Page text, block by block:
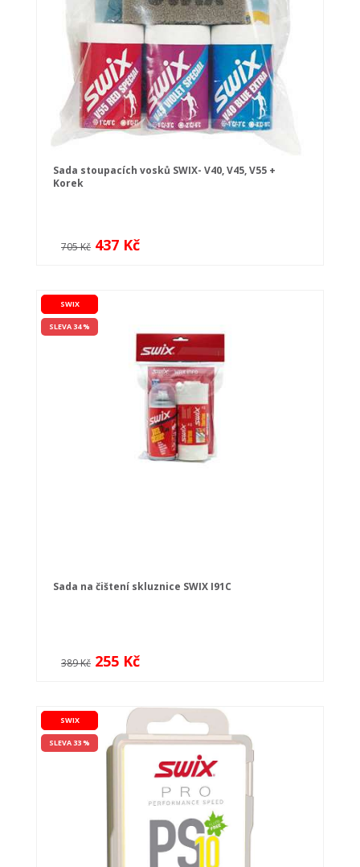
Sada stoupacích vosků SWIX- V40, V45, V55 +
Korek
705 Kč 437 Kč
SWIX
SLEVA 34 %
Sada na čištení skluznice SWIX I91C
389 Kč 255 Kč
SWIX
SLEVA 33 %